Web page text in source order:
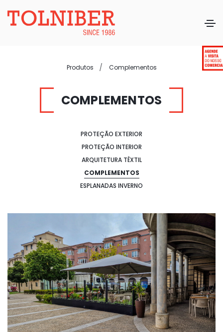
Produtos Complementos
COMPLEMENTOS
PROTEÇÃO EXTERIOR
PROTEÇÃO INTERIOR
ARQUITETURA TÊXTIL
COMPLEMENTOS
ESPLANADAS INVERNO
SABER MAIS